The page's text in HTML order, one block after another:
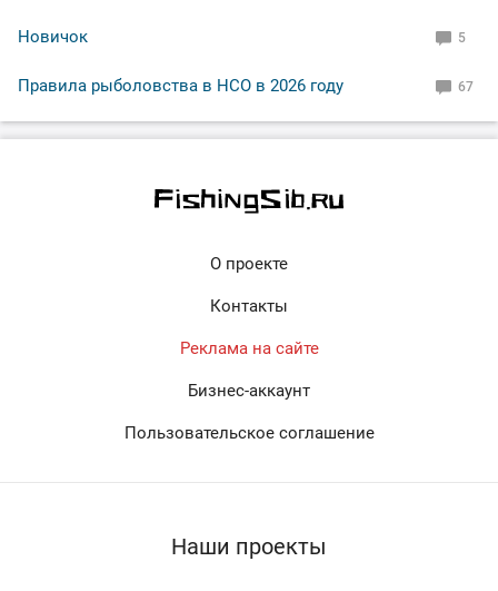
Новичок 5
Правила рыболовства в НСО в 2026 году 67
О проекте
Контакты
Реклама на сайте
Бизнес-аккаунт
Пользовательское соглашение
Наши проекты